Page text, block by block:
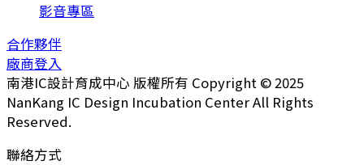
影音專區
合作夥伴
廠商登入
南港IC設計育成中心 版權所有 Copyright © 2025
NanKang IC Design Incubation Center All Rights
Reserved.
聯絡方式